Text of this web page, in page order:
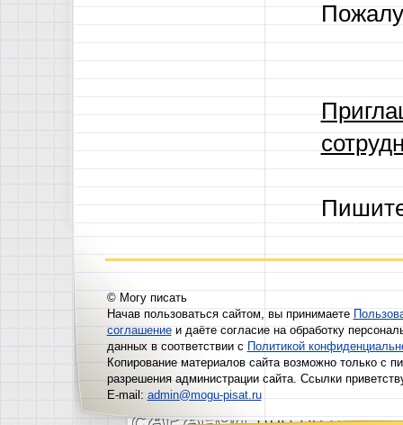
© Могу писать
Начав пользоваться сайтом, вы принимаете
соглашениеи даёте согласие на обработку
данных в соответствии сПолитикой
Копирование материалов сайта возможно только с
разрешения администрации сайта. Ссылки
E-mail:admin@mogu-pisat.ru